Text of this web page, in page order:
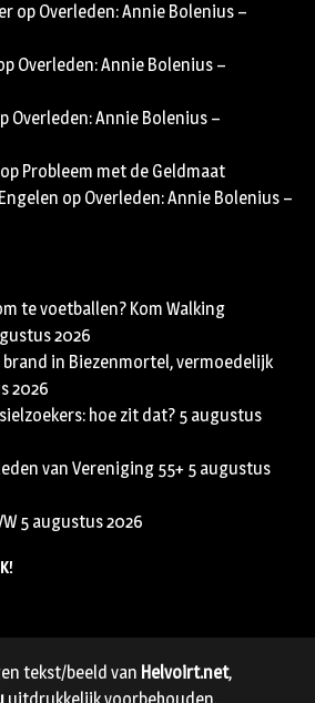
op Overleden: Annie Bolenius –
Overleden: Annie Bolenius –
Overleden: Annie Bolenius –
op Probleem met de Geldmaat
op Overleden: Annie Bolenius –
te voetballen? Kom Walking
2026
in Biezenmortel, vermoedelijk
2026
hoe zit dat? 5 augustus
van Vereniging 55+ 5 augustus
5 augustus 2026
tekst/beeld van Helvoirt.net,